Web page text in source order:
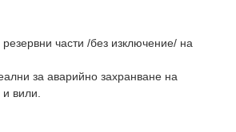
части /без изключение/ на
за аварийно захранване на
вили.